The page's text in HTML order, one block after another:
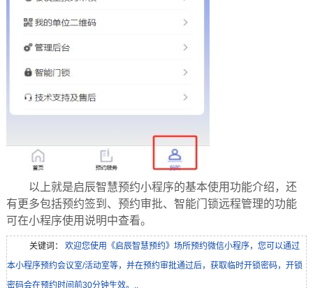
以上就是启辰智慧预约小程序的基本使用功能介绍，还
有更多包括预约签到、预约审批、智能门锁远程管理的功能
可在小程序使用说明中查看。
关键词：
欢迎您使用《启辰智慧预约》场所预约微信小程序，您可以通过
本小程序预约会议室/活动室等，并在预约审批通过后，获取临时开锁密码，开锁
密码会在预约时间前30分钟生效。..